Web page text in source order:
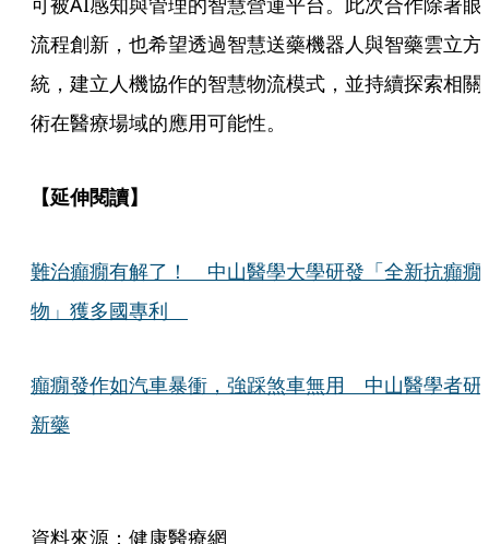
流程創新，也希望透過智慧送藥機器人與智藥雲立方
統，建立人機協作的智慧物流模式，並持續探索相關
術在醫療場域的應用可能性。
【延伸閱讀】
難治癲癇有解了！ 中山醫學大學研發「全新抗癲癇
物」獲多國專利
癲癇發作如汽車暴衝，強踩煞車無用 中山醫學者研
新藥
資料來源：健康醫療網